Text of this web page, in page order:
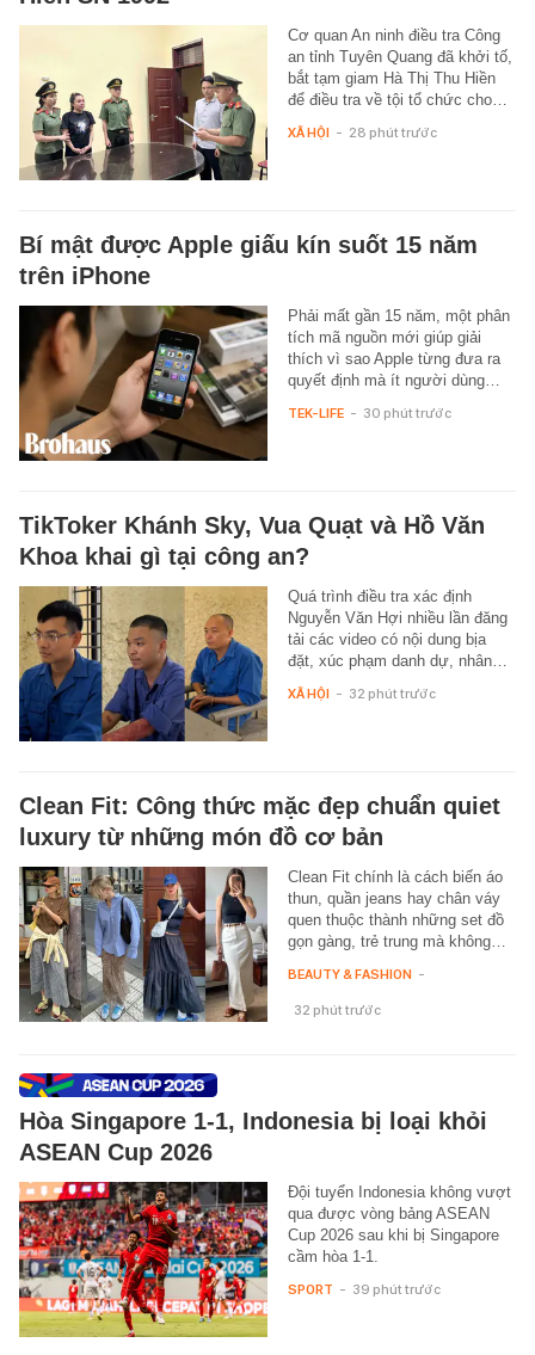
Cơ quan An ninh điều tra Công
an tỉnh Tuyên Quang đã khởi tố,
bắt tạm giam Hà Thị Thu Hiền
để điều tra về tội tổ chức cho…
XÃ HỘI - 28 phút trước
Bí mật được Apple giấu kín suốt 15 năm
trên iPhone
Phải mất gần 15 năm, một phân
tích mã nguồn mới giúp giải
thích vì sao Apple từng đưa ra
quyết định mà ít người dùng…
TEK-LIFE - 30 phút trước
TikToker Khánh Sky, Vua Quạt và Hồ Văn
Khoa khai gì tại công an?
Quá trình điều tra xác định
Nguyễn Văn Hợi nhiều lần đăng
tải các video có nội dung bịa
đặt, xúc phạm danh dự, nhân…
XÃ HỘI - 32 phút trước
Clean Fit: Công thức mặc đẹp chuẩn quiet
luxury từ những món đồ cơ bản
Clean Fit chính là cách biến áo
thun, quần jeans hay chân váy
quen thuộc thành những set đồ
gọn gàng, trẻ trung mà không…
BEAUTY & FASHION -
32 phút trước
Hòa Singapore 1-1, Indonesia bị loại khỏi
ASEAN Cup 2026
Đội tuyển Indonesia không vượt
qua được vòng bảng ASEAN
Cup 2026 sau khi bị Singapore
cầm hòa 1-1.
SPORT - 39 phút trước